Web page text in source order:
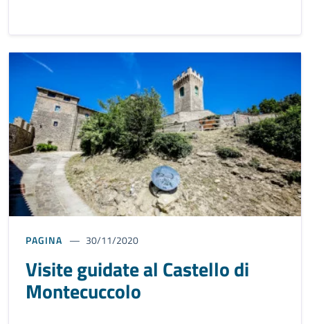
PAGINA 30/11/2020
Visite guidate al Castello di
Montecuccolo